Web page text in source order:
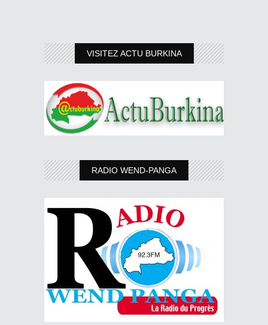
VISITEZ ACTU BURKINA
RADIO WEND-PANGA